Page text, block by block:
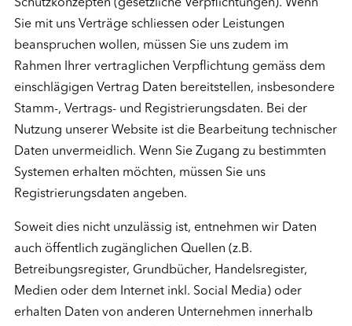
Schutzkonzepten (gesetzliche Verpflichtungen). Wenn
Sie mit uns Verträge schliessen oder Leistungen
beanspruchen wollen, müssen Sie uns zudem im
Rahmen Ihrer vertraglichen Verpflichtung gemäss dem
einschlägigen Vertrag Daten bereitstellen, insbesondere
Stamm-, Vertrags- und Registrierungsdaten. Bei der
Nutzung unserer Website ist die Bearbeitung technischer
Daten unvermeidlich. Wenn Sie Zugang zu bestimmten
Systemen erhalten möchten, müssen Sie uns
Registrierungsdaten angeben.
Soweit dies nicht unzulässig ist, entnehmen wir Daten
auch öffentlich zugänglichen Quellen (z.B.
Betreibungsregister, Grundbücher, Handelsregister,
Medien oder dem Internet inkl. Social Media) oder
erhalten Daten von anderen Unternehmen innerhalb